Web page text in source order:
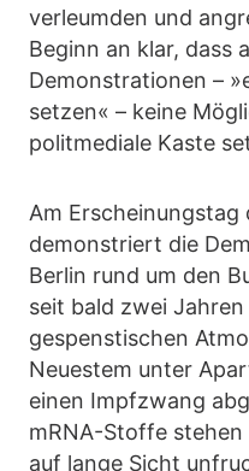
verleumden und
Beginn an klar, dass
Demonstrationen –
setzen« – keine
politmediale Kaste
Am Erscheinungstag
demonstriert die
Berlin rund um den
seit bald zwei
gespenstischen
Neuestem unter
einen Impfzwang
mRNA-Stoffe
auf lange Sicht